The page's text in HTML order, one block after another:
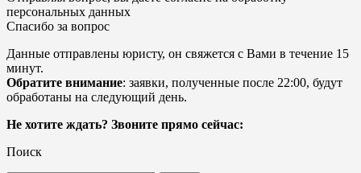
персональных данных
Спасибо за вопрос
Данные отправлены юристу, он свяжется с Вами в течение 15
минут.
Обратите внимание: заявки, полученные после 22:00, будут
обработаны на следующий день.
Не хотите ждать? Звоните прямо сейчас:
Поиск